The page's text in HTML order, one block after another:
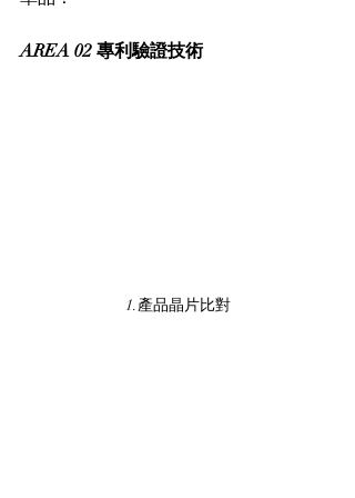
AREA 02 專利驗證技術
1.產品晶片比對